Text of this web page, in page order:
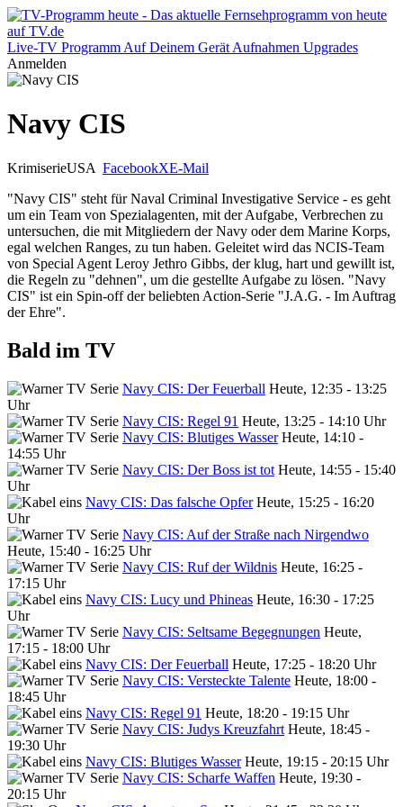
Live-TV Programm Auf Deinem Gerät Aufnahmen Upgrades
Anmelden
Navy CIS
KrimiserieUSA FacebookXE-Mail
"Navy CIS" steht für Naval Criminal Investigative Service - es geht
um ein Team von Spezialagenten, mit der Aufgabe, Verbrechen zu
untersuchen, die mit Mitgliedern der Navy oder dem Marine Korps,
egal welchen Ranges, zu tun haben. Geleitet wird das NCIS-Team
von Special Agent Leroy Jethro Gibbs, der klug, hart und gewillt ist,
die Regeln zu "dehnen", um die gestellte Aufgabe zu lösen. "Navy
CIS" ist ein Spin-off der beliebten Action-Serie "J.A.G. - Im Auftrag
der Ehre".
Bald im TV
Navy CIS: Der Feuerball Heute, 12:35 - 13:25
Uhr
Navy CIS: Regel 91 Heute, 13:25 - 14:10 Uhr
Navy CIS: Blutiges Wasser Heute, 14:10 -
14:55 Uhr
Navy CIS: Der Boss ist tot Heute, 14:55 - 15:40
Uhr
Navy CIS: Das falsche Opfer Heute, 15:25 - 16:20
Uhr
Navy CIS: Auf der Straße nach Nirgendwo
Heute, 15:40 - 16:25 Uhr
Navy CIS: Ruf der Wildnis Heute, 16:25 -
17:15 Uhr
Navy CIS: Lucy und Phineas Heute, 16:30 - 17:25
Uhr
Navy CIS: Seltsame Begegnungen Heute,
17:15 - 18:00 Uhr
Navy CIS: Der Feuerball Heute, 17:25 - 18:20 Uhr
Navy CIS: Versteckte Talente Heute, 18:00 -
18:45 Uhr
Navy CIS: Regel 91 Heute, 18:20 - 19:15 Uhr
Navy CIS: Judys Kreuzfahrt Heute, 18:45 -
19:30 Uhr
Navy CIS: Blutiges Wasser Heute, 19:15 - 20:15 Uhr
Navy CIS: Scharfe Waffen Heute, 19:30 -
20:15 Uhr